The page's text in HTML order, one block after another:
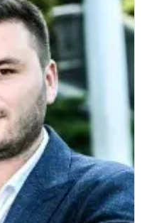
strateji və analitik
da əldə etdiyi idarəetmə
mühüm rol
hörmətli HR lideri kimi